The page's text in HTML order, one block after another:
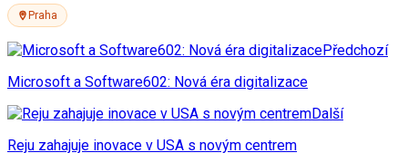
Praha
Předchozí
Microsoft a Software602: Nová éra digitalizace
Další
Reju zahajuje inovace v USA s novým centrem